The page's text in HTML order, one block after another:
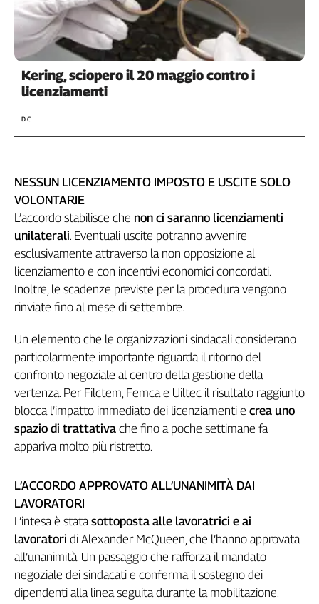
Girasoli
Sassolino
Linea
Economica
Tech
Idea
Diffusa
InFlai
Le
trasmissioni
tv
Work
in
L'Italia
nel
Lavoro
Abruzzo-
Molise
Basilicata
Emilia-
Romagna
Friuli
Venezia
Kering, sciopero il 20 maggio contro i
licenziamenti
D.C.
NESSUN LICENZIAMENTO IMPOSTO E USCITE SOLO
VOLONTARIE
L’accordo stabilisce che non ci saranno licenziamenti
unilaterali. Eventuali uscite potranno avvenire
esclusivamente attraverso la non opposizione al
licenziamento e con incentivi economici concordati.
Inoltre, le scadenze previste per la procedura vengono
rinviate fino al mese di settembre.
Un elemento che le organizzazioni sindacali considerano
particolarmente importante riguarda il ritorno del
confronto negoziale al centro della gestione della
vertenza. Per Filctem, Femca e Uiltec il risultato raggiunto
blocca l’impatto immediato dei licenziamenti e crea uno
spazio di trattativa che fino a poche settimane fa
appariva molto più ristretto.
L’ACCORDO APPROVATO ALL’UNANIMITÀ DAI
LAVORATORI
L’intesa è stata sottoposta alle lavoratrici e ai
lavoratori di Alexander McQueen, che l’hanno approvata
all’unanimità. Un passaggio che rafforza il mandato
negoziale dei sindacati e conferma il sostegno dei
dipendenti alla linea seguita durante la mobilitazione.